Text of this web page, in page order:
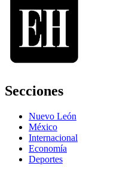
Secciones
Nuevo León
México
Internacional
Economía
Deportes